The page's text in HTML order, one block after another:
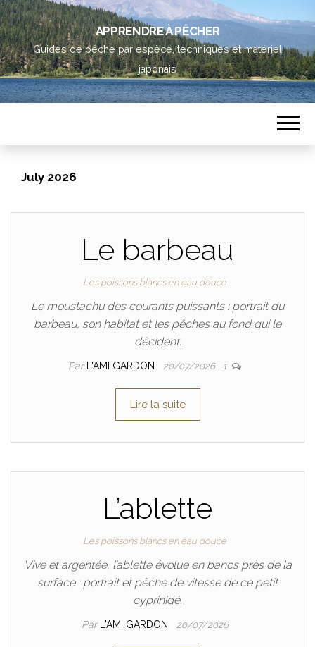
APPRENDRE À PÊCHER
Guides de pêche par espèce, techniques et matériel
japonais
July 2026
Le barbeau
Les poissons blancs en eau douce
Le moustachu des courants puissants : portrait du
barbeau, son habitat et les pêches au fond qui le
décident.
Par L'AMI GARDON 20/07/2026 1
Lire la suite
L’ablette
Les poissons blancs en eau douce
Vive et argentée, l’ablette évolue en bancs près de la
surface : portrait et pêche de vitesse de ce petit
cyprinidé.
Par L'AMI GARDON 20/07/2026